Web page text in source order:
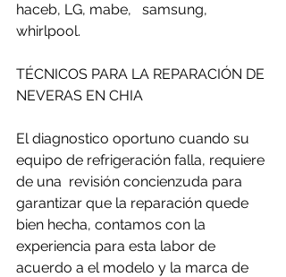
haceb, LG, mabe,   samsung,
whirlpool.
TÉCNICOS PARA LA REPARACIÓN DE
NEVERAS EN CHIA
El diagnostico oportuno cuando su
equipo de refrigeración falla, requiere
de una  revisión concienzuda para
garantizar que la reparación quede
bien hecha, contamos con la
experiencia para esta labor de
acuerdo a el modelo y la marca de